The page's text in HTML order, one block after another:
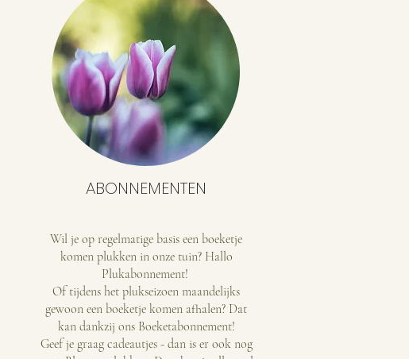
ABONNEMENTEN
Wil je op regelmatige basis een boeketje
komen plukken in onze tuin? Hallo
Plukabonnement!
Of tijdens het plukseizoen maandelijks
gewoon een boeketje komen afhalen? Dat
kan dankzij ons Boeketabonnement!
Geef je graag cadeautjes - dan is er ook nog